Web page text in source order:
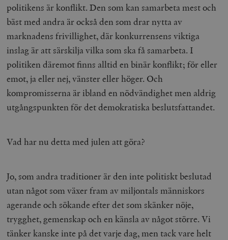
politikens är konflikt. Den som kan samarbeta mest och
bäst med andra är också den som drar nytta av
marknadens frivillighet, där konkurrensens viktiga
inslag är att särskilja vilka som ska få samarbeta. I
politiken däremot finns alltid en binär konflikt; för eller
emot, ja eller nej, vänster eller höger. Och
kompromisserna är ibland en nödvändighet men aldrig
utgångspunkten för det demokratiska beslutsfattandet.
Vad har nu detta med julen att göra?
Jo, som andra traditioner är den inte politiskt beslutad
utan något som växer fram av miljontals människors
agerande och sökande efter det som skänker nöje,
trygghet, gemenskap och en känsla av något större. Vi
tänker kanske inte på det varje dag, men tack vare helt